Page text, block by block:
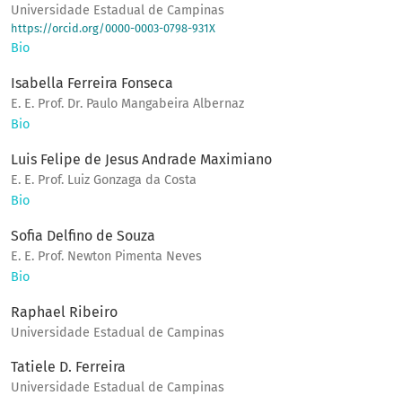
Universidade Estadual de Campinas
https://orcid.org/0000-0003-0798-931X
Bio
Isabella Ferreira Fonseca
E. E. Prof. Dr. Paulo Mangabeira Albernaz
Bio
Luis Felipe de Jesus Andrade Maximiano
E. E. Prof. Luiz Gonzaga da Costa
Bio
Sofia Delfino de Souza
E. E. Prof. Newton Pimenta Neves
Bio
Raphael Ribeiro
Universidade Estadual de Campinas
Tatiele D. Ferreira
Universidade Estadual de Campinas